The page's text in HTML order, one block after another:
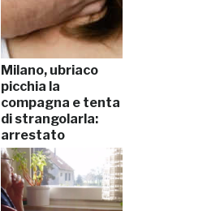
Milano, ubriaco
picchia la
compagna e tenta
di strangolarla:
arrestato